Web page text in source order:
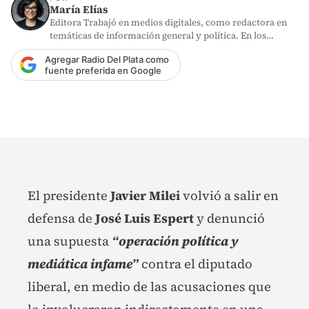
María Elías
Editora Trabajó en medios digitales, como redactora en
temáticas de información general y política. En los
últimos años,…
Agregar Radio Del Plata como
fuente preferida en Google
El presidente Javier Mileivolvió a salir en
defensa de José Luis Esperty denunció
una supuesta “operación política y
mediática infame” contra el diputado
liberal, en medio de las acusaciones que